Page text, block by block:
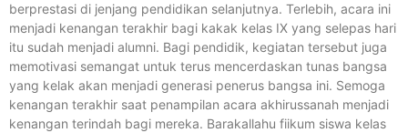
berprestasi di jenjang pendidikan selanjutnya. Terlebih, acara ini
menjadi kenangan terakhir bagi kakak kelas IX yang selepas hari
itu sudah menjadi alumni. Bagi pendidik, kegiatan tersebut juga
memotivasi semangat untuk terus mencerdaskan tunas bangsa
yang kelak akan menjadi generasi penerus bangsa ini. Semoga
kenangan terakhir saat penampilan acara akhirussanah menjadi
kenangan terindah bagi mereka. Barakallahu fiikum siswa kelas